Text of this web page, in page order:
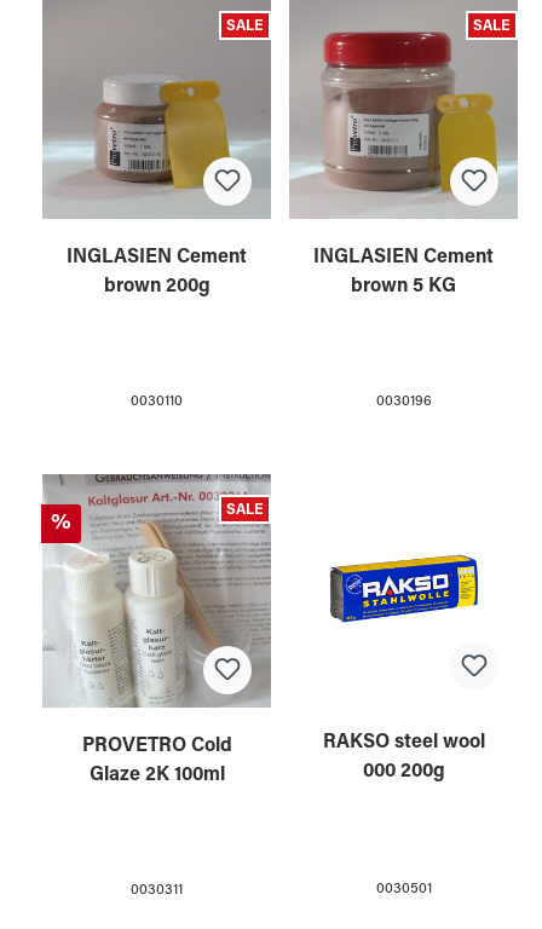
SALE
INGLASIEN Cement
brown 200g
0030110
SALE
INGLASIEN Cement
brown 5 KG
0030196
SALE
%
PROVETRO Cold
Glaze 2K 100ml
0030311
RAKSO steel wool
000 200g
0030501